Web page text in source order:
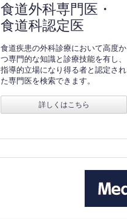
食道外科専門医・
食道科認定医
食道疾患の外科診療において高度か
つ専門的な知識と診療技能を有し、
指導的立場になり得る者と認定され
た専門医を検索できます。
詳しくはこちら